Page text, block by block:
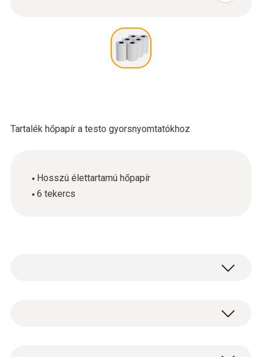
Tartalék hőpapír a testo gyorsnyomtatókhoz
Hosszú élettartamú hőpapír
6 tekercs